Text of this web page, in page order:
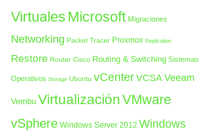
Virtuales Microsoft Migraciones
Networking Packet Tracer Proxmox Replication
Restore Router Cisco Routing & Switching Sistemas
Operativos Storage Ubuntu vCenter VCSA Veeam
Vembu Virtualización VMware
vSphere Windows Server 2012 Windows